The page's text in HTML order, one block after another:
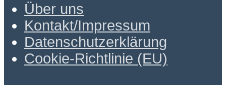
Über uns
Kontakt/Impressum
Datenschutzerklärung
Cookie-Richtlinie (EU)